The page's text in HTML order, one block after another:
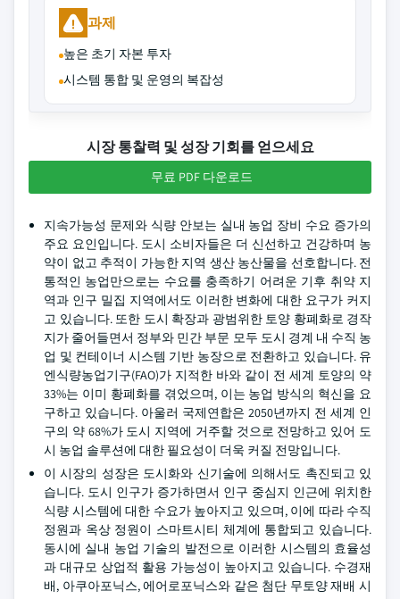
과제
높은 초기 자본 투자
시스템 통합 및 운영의 복잡성
시장 통찰력 및 성장 기회를 얻으세요
무료 PDF 다운로드
지속가능성 문제와 식량 안보는 실내 농업 장비 수요 증가의
주요 요인입니다. 도시 소비자들은 더 신선하고 건강하며 농
약이 없고 추적이 가능한 지역 생산 농산물을 선호합니다. 전
통적인 농업만으로는 수요를 충족하기 어려운 기후 취약 지
역과 인구 밀집 지역에서도 이러한 변화에 대한 요구가 커지
고 있습니다. 또한 도시 확장과 광범위한 토양 황폐화로 경작
지가 줄어들면서 정부와 민간 부문 모두 도시 경계 내 수직 농
업 및 컨테이너 시스템 기반 농장으로 전환하고 있습니다. 유
엔식량농업기구(FAO)가 지적한 바와 같이 전 세계 토양의 약
33%는 이미 황폐화를 겪었으며, 이는 농업 방식의 혁신을 요
구하고 있습니다. 아울러 국제연합은 2050년까지 전 세계 인
구의 약 68%가 도시 지역에 거주할 것으로 전망하고 있어 도
시 농업 솔루션에 대한 필요성이 더욱 커질 전망입니다.
이 시장의 성장은 도시화와 신기술에 의해서도 촉진되고 있
습니다. 도시 인구가 증가하면서 인구 중심지 인근에 위치한
식량 시스템에 대한 수요가 높아지고 있으며, 이에 따라 수직
정원과 옥상 정원이 스마트시티 체계에 통합되고 있습니다.
동시에 실내 농업 기술의 발전으로 이러한 시스템의 효율성
과 대규모 상업적 활용 가능성이 높아지고 있습니다. 수경재
배, 아쿠아포닉스, 에어로포닉스와 같은 첨단 무토양 재배 시